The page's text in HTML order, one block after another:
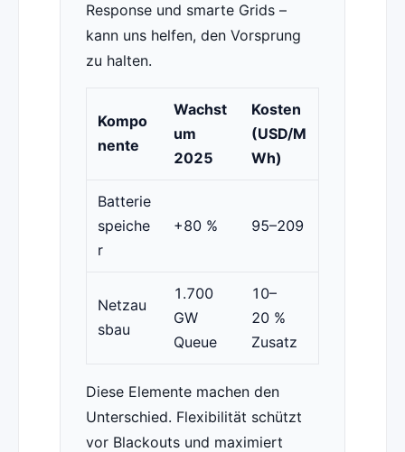
Response und smarte Grids –
kann uns helfen, den Vorsprung
zu halten.
Kompo
nente
Wachst
um
2025
Kosten
(USD/M
Wh)
Batterie
speiche
r
+80 % 95–209
Netzau
sbau
1.700
GW
Queue
10–
20 %
Zusatz
Diese Elemente machen den
Unterschied. Flexibilität schützt
vor Blackouts und maximiert